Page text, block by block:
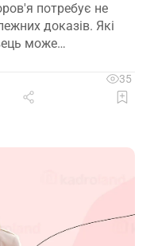
потребує не
доказів. Які
може
35